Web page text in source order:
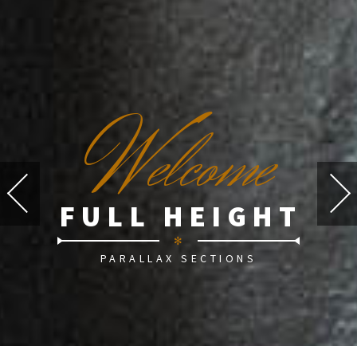
Welcome
FULL HEIGHT
✻
PARALLAX SECTIONS